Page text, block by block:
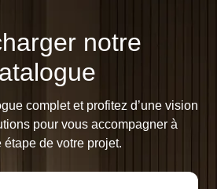
notre
complet et profitez d’une vision
pour vous accompagner à
étape de votre projet.